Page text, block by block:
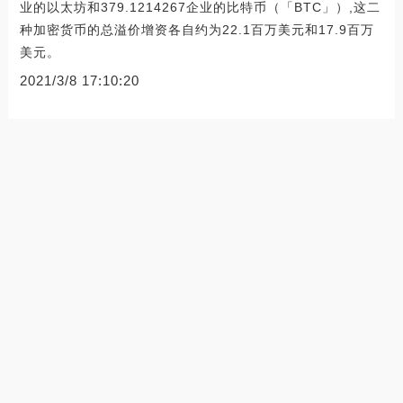
业的以太坊和379.1214267企业的比特币（「BTC」）,这二
种加密货币的总溢价增资各自约为22.1百万美元和17.9百万
美元。
2021/3/8 17:10:20